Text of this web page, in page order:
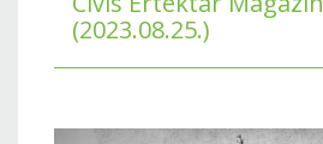
(2023.08.25.)